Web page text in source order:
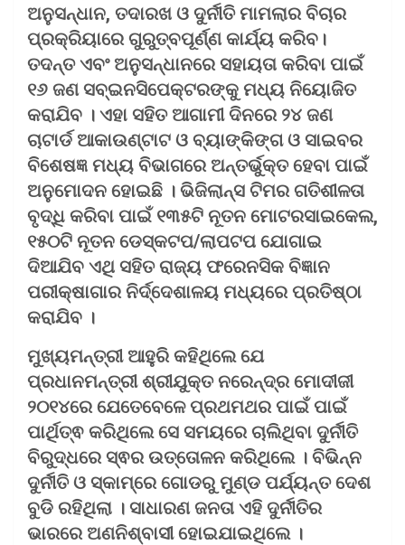
ଅନୁସନ୍ଧାନ, ତଦାରଖ ଓ ଦୁର୍ନୀତି ମାମଲାର ବିଚାର
ପ୍ରକ୍ରିୟାରେ ଗୁରୁତ୍ବପୂର୍ଣ୍ଣ କାର୍ଯ୍ୟ କରିବ।
ତଦନ୍ତ ଏବଂ ଅନୁସନ୍ଧାନରେ ସହାୟତା କରିବା ପାଇଁ
୧୬ ଜଣ ସବ୍‌ଇନସିପେକ୍ଟରଙ୍କୁ ମଧ୍ୟ ନିୟୋଜିତ
କରାଯିବ । ଏହା ସହିତ ଆଗାମୀ ଦିନରେ ୨୪ ଜଣ
ଚାଟାର୍ଡ ଆକାଉଣ୍ଟାଟ ଓ ବ୍ୟାଙ୍କିଙ୍ଗ ଓ ସାଇବର
ବିଶେଷଜ୍ଞ ମଧ୍ୟ ବିଭାଗରେ ଅନ୍ତର୍ଭୁକ୍ତ ହେବା ପାଇଁ
ଅନୁମୋଦନ ହୋଇଛି । ଭିଜିଲାନ୍ସ ଟିମର ଗତିଶୀଳତା
ବୃଦ୍ଧି କରିବା ପାଇଁ ୧୩୫ଟି ନୂତନ ମୋଟରସାଇକେଲ,
୧୫୦ଟି ନୂତନ ଡେସ୍କଟପ/ଲାପଟପ ଯୋଗାଇ
ଦିଆଯିବ ଏଥି ସହିତ ରାଜ୍ୟ ଫରେନସିକ ବିଜ୍ଞାନ
ପରୀକ୍ଷାଗାର ନିର୍ଦ୍ଦେଶାଳୟ ମଧ୍ୟରେ ପ୍ରତିଷ୍ଠା
କରାଯିବ ।
ମୁଖ୍ୟମନ୍ତ୍ରୀ ଆହୁରି କହିଥିଲେ ଯେ
ପ୍ରଧାନମନ୍ତ୍ରୀ ଶ୍ରୀଯୁକ୍ତ ନରେନ୍ଦ୍ର ମୋଦୀଜୀ
୨୦୧୪ରେ ଯେତେବେଳେ ପ୍ରଥମଥର ପାଇଁ ପାଇଁ
ପାର୍ଥିତ୍ଵ କରିଥିଲେ ସେ ସମୟରେ ଚାଲିଥିବା ଦୁର୍ନୀତି
ବିରୁଦ୍ଧରେ ସ୍ଵର ଉତ୍ତୋଳନ କରିଥିଲେ । ବିଭିନ୍ନ
ଦୁର୍ନୀତି ଓ ସ୍କାମ୍‌ରେ ଗୋଡରୁ ମୁଣ୍ଡ ପର୍ଯ୍ୟନ୍ତ ଦେଶ
ବୁଡି ରହିଥିଲା । ସାଧାରଣ ଜନତା ଏହି ଦୁର୍ନୀତିର
ଭାରରେ ଅଣନିଶ୍ବାସୀ ହୋଇଯାଇଥିଲେ ।